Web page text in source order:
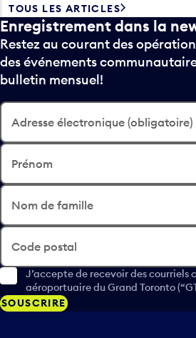
TOUS LES ARTICLES
Enregistrement dans la
Restez au courant des
des événements
bulletin mensuel!
Adresse électronique (obligatoire)
Prénom
Nom de famille
Code postal
J’accepte de recevoir des courriels
aéroportuaire du Grand Toronto
SOUSCRIRE